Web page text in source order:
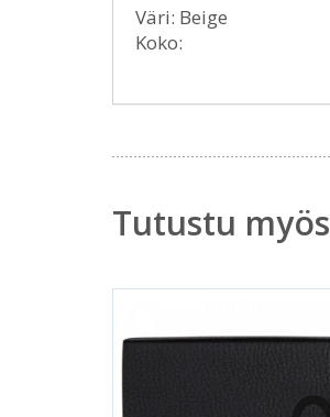
Väri: Beige
Koko:
Tutustu myös